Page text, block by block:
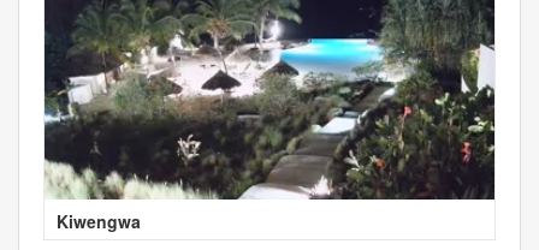
Kiwengwa